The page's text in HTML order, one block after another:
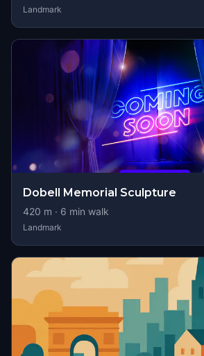
Landmark
Dobell Memorial Sculpture
420 m · 6 min walk
Landmark